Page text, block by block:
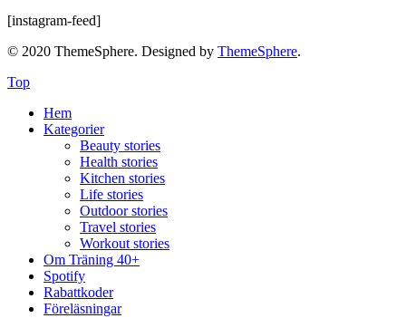
[instagram-feed]
© 2020 ThemeSphere. Designed by ThemeSphere.
Top
Hem
Kategorier
Beauty stories
Health stories
Kitchen stories
Life stories
Outdoor stories
Travel stories
Workout stories
Om Träning 40+
Spotify
Rabattkoder
Föreläsningar